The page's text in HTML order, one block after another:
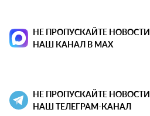
НЕ ПРОПУСКАЙТЕ
НАШ КАНАЛ В MAX
НЕ ПРОПУСКАЙТЕ
НАШ ТЕЛЕГРАМ-КАНАЛ